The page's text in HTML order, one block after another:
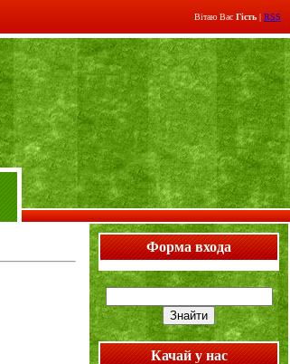
Вітаю Вас Гість | RSS
Форма входа
Качай у нас